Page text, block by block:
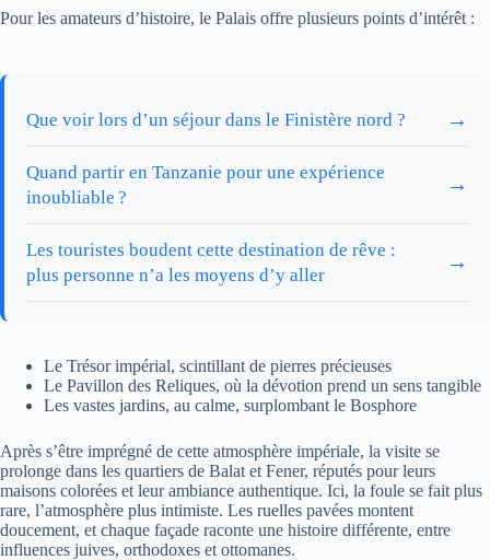
Pour les amateurs d’histoire, le Palais offre plusieurs points d’intérêt :
Que voir lors d’un séjour dans le Finistère nord ? →
Quand partir en Tanzanie pour une expérience
inoubliable ?
→
Les touristes boudent cette destination de rêve :
plus personne n’a les moyens d’y aller
→
Le Trésor impérial, scintillant de pierres précieuses
Le Pavillon des Reliques, où la dévotion prend un sens tangible
Les vastes jardins, au calme, surplombant le Bosphore
Après s’être imprégné de cette atmosphère impériale, la visite se
prolonge dans les quartiers de Balat et Fener, réputés pour leurs
maisons colorées et leur ambiance authentique. Ici, la foule se fait plus
rare, l’atmosphère plus intimiste. Les ruelles pavées montent
doucement, et chaque façade raconte une histoire différente, entre
influences juives, orthodoxes et ottomanes.